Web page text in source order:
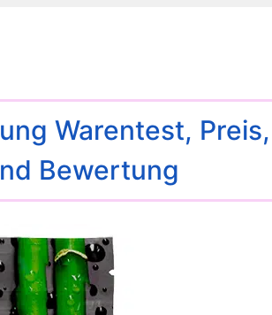
Warentest, Preis,
Bewertung